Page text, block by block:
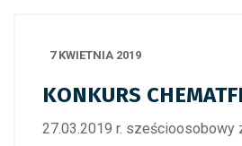
7 KWIETNIA 2019
KONKURS
27.03.2019 r. sześcioosobowy